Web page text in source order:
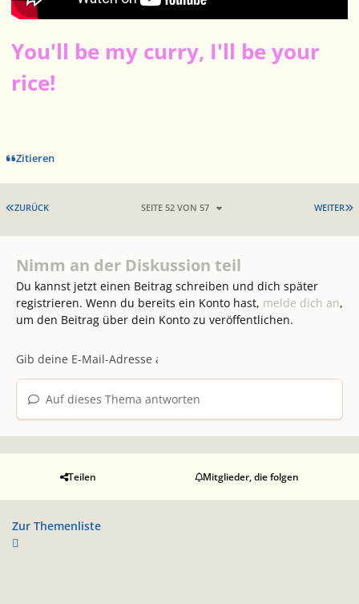
You'll be my curry, I'll be your
rice!
Zitieren
ERSTE SEITE
ZURÜCK WEITER
SEITE 52 VON 57
Nimm an der Diskussion teil
Du kannst jetzt einen Beitrag schreiben und dich später
registrieren. Wenn du bereits ein Konto hast, melde dich an,
um den Beitrag über dein Konto zu veröffentlichen.
Auf dieses Thema antworten
Teilen Mitglieder, die folgen
Zur Themenliste